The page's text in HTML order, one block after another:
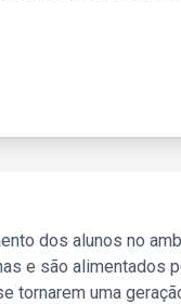
dos alunos no
e são alimentados
tornarem uma